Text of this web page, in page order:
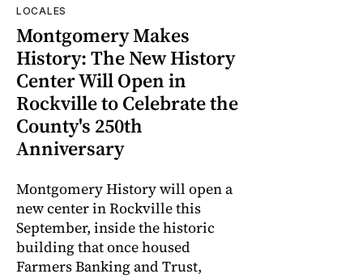
LOCALES
Montgomery Makes
History: The New History
Center Will Open in
Rockville to Celebrate the
County's 250th
Anniversary
Montgomery History will open a
new center in Rockville this
September, inside the historic
building that once housed
Farmers Banking and Trust,